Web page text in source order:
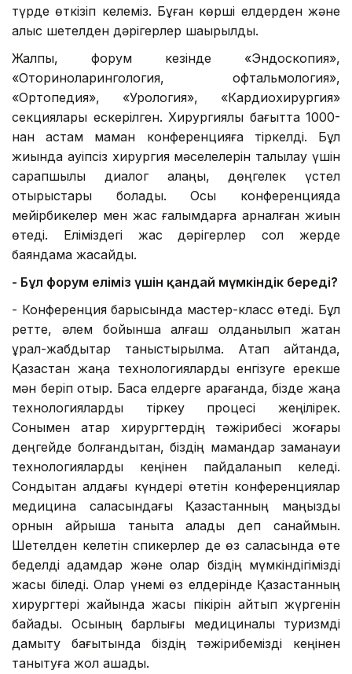
түрде өткізіп келеміз. Бұған көрші елдерден және
алыс шетелден дәрігерлер шақырылды.
Жалпы, форум кезінде «Эндоскопия»,
«Оториноларингология, офтальмология»,
«Ортопедия», «Урология», «Кардиохирургия»
секциялары ескерілген. Хирургиялық бағытта 1000-
нан астам маман конференцияға тіркелді. Бұл
жиында қауіпсіз хирургия мәселелерін талқылау үшін
сарапшылық диалог алаңы, дөңгелек үстел
отырыстары болады. Осы конференцияда
мейірбикелер мен жас ғалымдарға арналған жиын
өтеді. Еліміздегі жас дәрігерлер сол жерде
баяндама жасайды.
- Бұл форум еліміз үшін қандай мүмкіндік береді?
- Конференция барысында мастер-класс өтеді. Бұл
ретте, әлем бойынша алғаш қолданылып жатқан
құрал-жабдықтар таныстырылмақ. Атап айтқанда,
Қазақстан жаңа технологияларды енгізуге ерекше
мән беріп отыр. Басқа елдерге қарағанда, бізде жаңа
технологияларды тіркеу процесі жеңілірек.
Сонымен қатар хирургтердің тәжірибесі жоғары
деңгейде болғандықтан, біздің мамандар заманауи
технологияларды кеңінен пайдаланып келеді.
Сондықтан алдағы күндері өтетін конференциялар
медицина саласындағы Қазақстанның маңызды
орнын айрықша таныта алады деп санаймын.
Шетелден келетін спикерлер де өз саласында өте
беделді адамдар және олар біздің мүмкіндігімізді
жақсы біледі. Олар үнемі өз елдерінде Қазақстанның
хирургтері жайында жақсы пікірін айтып жүргенін
байқадық. Осының барлығы медициналық туризмді
дамыту бағытында біздің тәжірибемізді кеңінен
танытуға жол ашады.